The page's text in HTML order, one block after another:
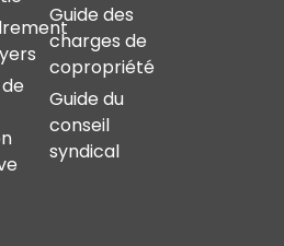
Guide des
charges de
copropriété
Guide du
conseil
syndical